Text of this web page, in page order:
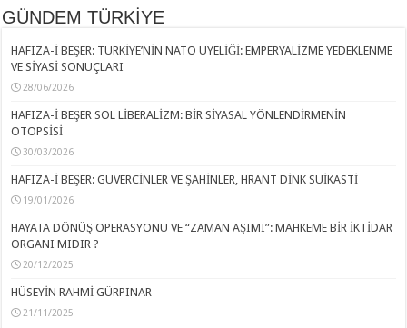
GÜNDEM TÜRKİYE
HAFIZA-İ BEŞER: TÜRKİYE’NİN NATO ÜYELİĞİ: EMPERYALİZME YEDEKLENME
VE SİYASİ SONUÇLARI
28/06/2026
HAFIZA-İ BEŞER SOL LİBERALİZM: BİR SİYASAL YÖNLENDİRMENİN
OTOPSİSİ
30/03/2026
HAFIZA-İ BEŞER: GÜVERCİNLER VE ŞAHİNLER, HRANT DİNK SUİKASTİ
19/01/2026
HAYATA DÖNÜŞ OPERASYONU VE “ZAMAN AŞIMI”: MAHKEME BİR İKTİDAR
ORGANI MIDIR ?
20/12/2025
HÜSEYİN RAHMİ GÜRPINAR
21/11/2025